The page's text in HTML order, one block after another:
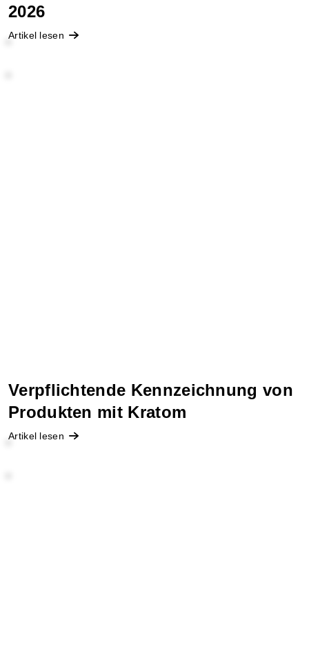
2026
Artikel lesen
Verpflichtende Kennzeichnung von
Produkten mit Kratom
Artikel lesen